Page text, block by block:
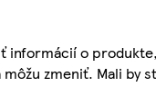
informácií o
zmeniť. Mali